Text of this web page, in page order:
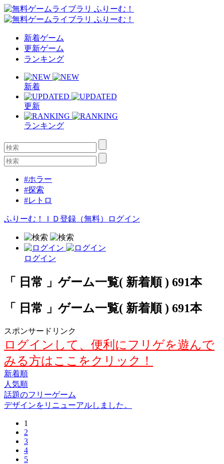
新着ゲーム
更新ゲーム
ランキング
新着
更新
ランキング
#ホラー
#探索
#レトロ
ふりーむ！ＩＤ登録（無料） ログイン
ログイン
「 日常 」ゲーム一覧( 新着順 ) 691本
「 日常 」ゲーム一覧( 新着順 ) 691本
スポンサードリンク
ログインして、便利にフリゲを遊んで
みる方はここをクリック！
新着順
人気順
話題のフリーゲーム
デザインをリニューアルしました。
1
2
3
4
5